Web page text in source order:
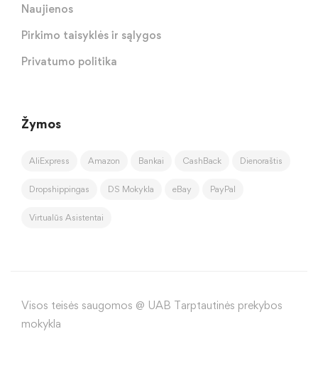
Naujienos
Pirkimo taisyklės ir sąlygos
Privatumo politika
Žymos
AliExpress Amazon Bankai CashBack Dienoraštis
Dropshippingas DS Mokykla eBay PayPal
Virtualūs Asistentai
Visos teisės saugomos @ UAB Tarptautinės prekybos
mokykla